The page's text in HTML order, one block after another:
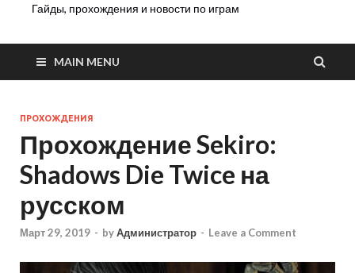
Гайды, прохождения и новости по играм
MAIN MENU
ПРОХОЖДЕНИЯ
Прохождение Sekiro:
Shadows Die Twice на
русском
Март 29, 2019 - byАдминистратор - Leave a Comment